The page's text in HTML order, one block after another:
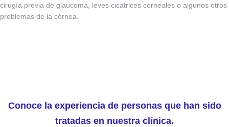
cirugía previa de glaucoma, leves cicatrices corneales o algunos otros
problemas de la córnea.
Conoce la experiencia de personas que han sido
tratadas en nuestra clínica.